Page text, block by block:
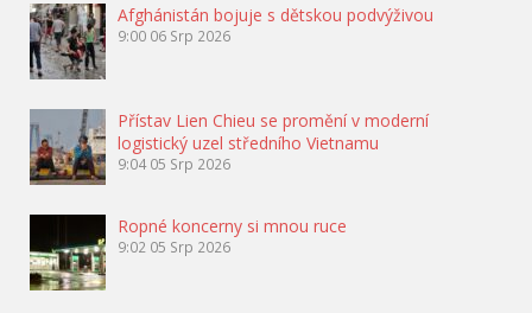
Afghánistán bojuje s dětskou podvýživou
9:00 06 Srp 2026
Přístav Lien Chieu se promění v moderní
logistický uzel středního Vietnamu
9:04 05 Srp 2026
Ropné koncerny si mnou ruce
9:02 05 Srp 2026